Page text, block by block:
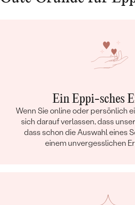
Ein Eppi-sches
Wenn Sie online oder persönlich
sich darauf verlassen, dass
dass schon die Auswahl eines
einem unvergesslichen